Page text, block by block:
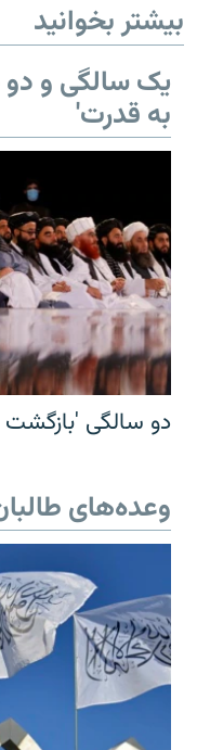
بیشتر بخوانید
یک سالگی و دو
به قدرت'
دو سالگی 'بازگشت
وعده‌های